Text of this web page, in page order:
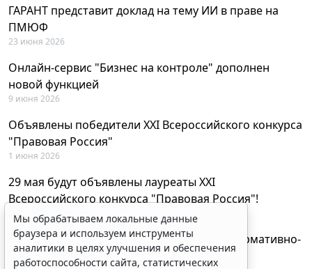
ГАРАНТ представит доклад на тему ИИ в праве на
ПМЮФ
23 июня 2026
Онлайн-сервис "Бизнес на контроле" дополнен
новой функцией
9 июня 2026
Объявлены победители XXI Всероссийского конкурса
"Правовая Россия"
1 июня 2026
29 мая будут объявлены лауреаты XXI
Всероссийского конкурса "Правовая Россия"!
27 мая 2026
AI-ассистент Искра теперь анализирует нормативно-
техническую документацию
Мы обрабатываем локальные данные
браузера и используем инструменты
аналитики в целях улучшения и обеспечения
работоспособности сайта, статистических